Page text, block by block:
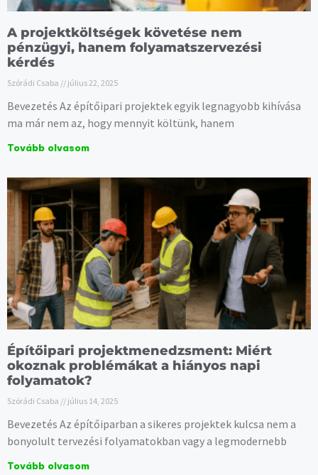
A projektköltségek követése nem
pénzügyi, hanem folyamatszervezési
kérdés
Szórádi Csaba július 22, 2025
Bevezetés Az építőipari projektek egyik legnagyobb kihívása
ma már nem az, hogy mennyit költünk, hanem
Tovább olvasom
Építőipari projektmenedzsment: Miért
okoznak problémákat a hiányos napi
folyamatok?
Szórádi Csaba július 14, 2025
Bevezetés Az építőiparban a sikeres projektek kulcsa nem a
bonyolult tervezési folyamatokban vagy a legmodernebb
Tovább olvasom